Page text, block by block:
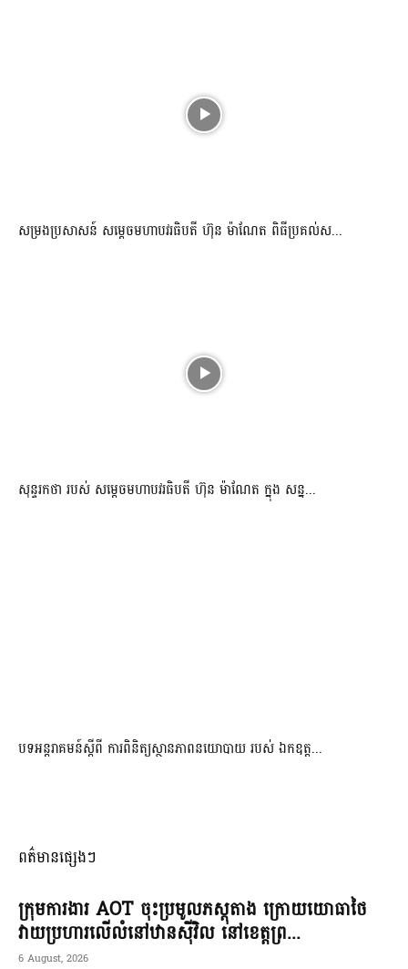
សម្រងប្រសាសន៍ សម្ដេចមហាបវរធិបតី ហ៊ុន ម៉ាណែត ពិធីប្រគល់ស...
សុន្ទរកថា របស់ សម្ដេចមហាបវរធិបតី ហ៊ុន ម៉ាណែត ក្នុង សន្ន...
បទអន្តរាគមន៍ស្តីពី ការពិនិត្យស្ថានភាពនយោបាយ របស់ ឯកឧត្ត...
ពត៌មានផ្សេងៗ
ក្រុមការងារ AOT ចុះប្រមូលភស្តុតាង ក្រោយយោធាថៃ
វាយប្រហារលើលំនៅឋានស៊ីវិល នៅខេត្តព្រ...
6 August, 2026